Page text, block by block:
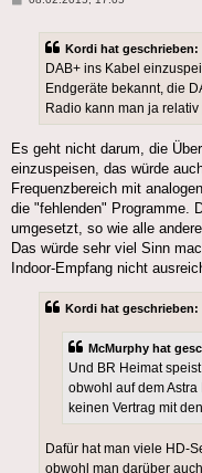
Kordi hat geschrieben:
DAB+ ins Kabel
Endgeräte bekannt, die
Radio kann man ja
Es geht nicht darum, die
einzuspeisen, das würde
Frequenzbereich mit
die "fehlenden" Programme.
umgesetzt, so wie alle
Das würde sehr viel Sinn
Indoor-Empfang nicht
Kordi hat geschrieben:
McMurphy hat
Und BR Heimat
obwohl auf dem
keinen Vertrag mit
Dafür hat man viele HD-
obwohl man darüber